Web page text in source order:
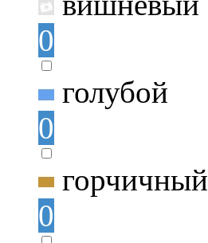
0
голубой
0
горчичный
0